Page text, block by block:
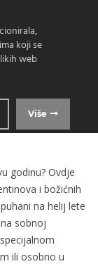
godinu? Ovdje
i božićnih
na helij lete
sobnoj
ili osobno u
koji se
web
Više